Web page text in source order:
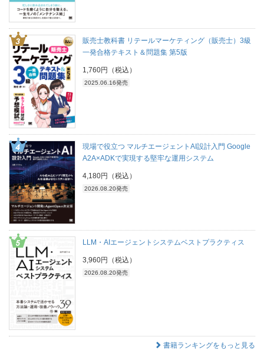
販売士教科書 リテールマーケティング（販売士）3級
一発合格テキスト＆問題集 第5版
1,760円（税込）
2025.06.16発売
現場で役立つ マルチエージェントAI設計入門 Google
A2A×ADKで実現する堅牢な運用システム
4,180円（税込）
2026.08.20発売
LLM・AIエージェントシステムベストプラクティス
3,960円（税込）
2026.08.20発売
書籍ランキングをもっと見る